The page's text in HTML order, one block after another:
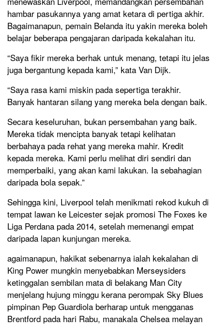
hambar pasukannya yang amat ketara di pertiga akhir.
Bagaimanapun, pemain Belanda itu yakin mereka boleh
belajar beberapa pengajaran daripada kekalahan itu.
“Saya fikir mereka berhak untuk menang, tetapi itu jelas
juga bergantung kepada kami,” kata Van Dijk.
“Saya rasa kami miskin pada sepertiga terakhir.
Banyak hantaran silang yang mereka bela dengan baik.
Secara keseluruhan, bukan persembahan yang baik.
Mereka tidak mencipta banyak tetapi kelihatan
berbahaya pada rehat yang mereka mahir. Kredit
kepada mereka. Kami perlu melihat diri sendiri dan
memperbaiki, yang akan kami lakukan. Ia sebahagian
daripada bola sepak.”
Sehingga kini, Liverpool telah menikmati rekod kukuh di
tempat lawan ke Leicester sejak promosi The Foxes ke
Liga Perdana pada 2014, setelah memenangi empat
daripada lapan kunjungan mereka.
agaimanapun, hakikat sebenarnya ialah kekalahan di
King Power mungkin menyebabkan Merseysiders
ketinggalan sembilan mata di belakang Man City
menjelang hujung minggu kerana perompak Sky Blues
pimpinan Pep Guardiola berharap untuk mengganas
Brentford pada hari Rabu, manakala Chelsea melayan